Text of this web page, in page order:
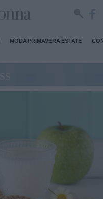
MODA PRIMAVERA ESTATE